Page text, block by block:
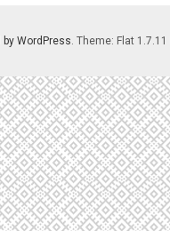
by WordPress. Theme: Flat 1.7.11